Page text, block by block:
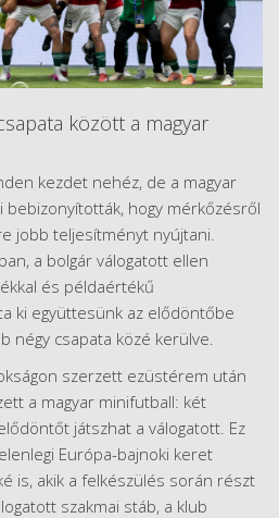
között a magyar
kezdet nehéz, de a magyar
bebizonyították, hogy mérkőzésről
jobb teljesítményt nyújtani.
a bolgár válogatott ellen
és példaértékű
ki együttesünk az elődöntőbe
négy csapata közé kerülve.
szerzett ezüstérem után
a magyar minifutball: két
játszhat a válogatott. Ez
Európa-bajnoki keret
is, akik a felkészülés során részt
szakmai stáb, a klub